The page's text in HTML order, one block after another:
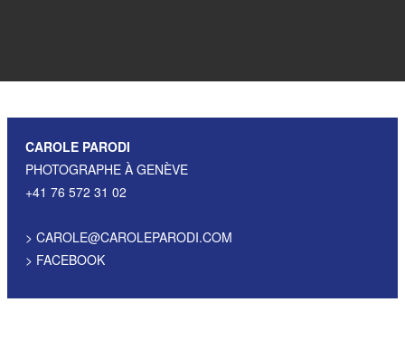
CAROLE PARODI
PHOTOGRAPHE À GENÈVE
+41 76 572 31 02
> CAROLE@CAROLEPARODI.COM
> FACEBOOK